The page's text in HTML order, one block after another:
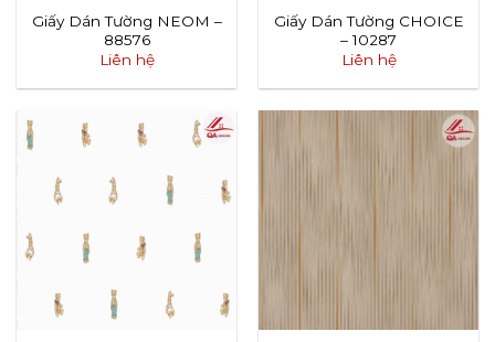
Giấy Dán Tường NEOM –
88576
Liên hệ
Giấy Dán Tường CHOICE
– 10287
Liên hệ